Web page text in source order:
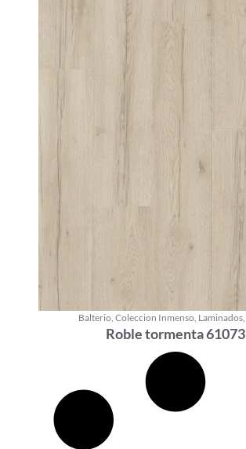
Balterio Coleccion Inmenso Laminados,
Roble tormenta 61073